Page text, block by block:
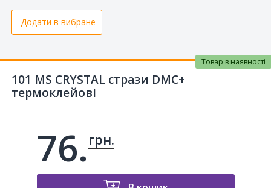
Додати в вибране
101 MS CRYSTAL стрази DMC+
термоклейові
Товар в наявності
76. грн.